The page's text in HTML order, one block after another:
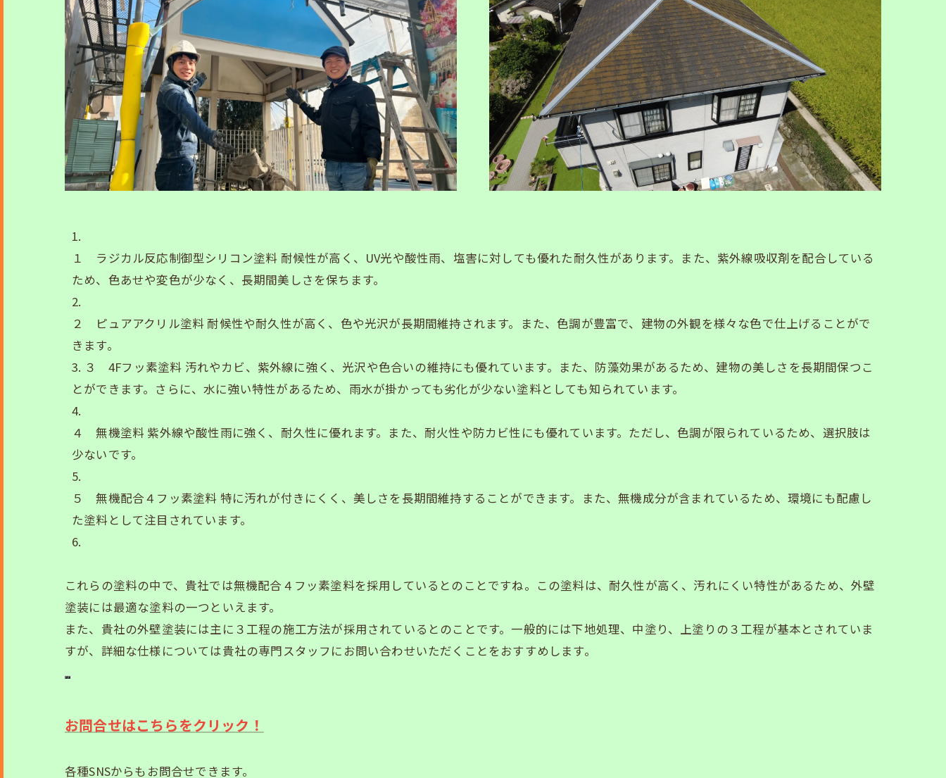
１ ラジカル反応制御型シリコン塗料 耐候性が高く、UV光や酸性雨、塩害に対しても優れた耐久性があります。また、紫外線吸収剤を配合している
ため、色あせや変色が少なく、長期間美しさを保ちます。
２ ピュアアクリル塗料 耐候性や耐久性が高く、色や光沢が長期間維持されます。また、色調が豊富で、建物の外観を様々な色で仕上げることがで
きます。
３ 4Fフッ素塗料 汚れやカビ、紫外線に強く、光沢や色合いの維持にも優れています。また、防藻効果があるため、建物の美しさを長期間保つこ
とができます。さらに、水に強い特性があるため、雨水が掛かっても劣化が少ない塗料としても知られています。
４ 無機塗料 紫外線や酸性雨に強く、耐久性に優れます。また、耐火性や防カビ性にも優れています。ただし、色調が限られているため、選択肢は
少ないです。
５ 無機配合４フッ素塗料 特に汚れが付きにくく、美しさを長期間維持することができます。また、無機成分が含まれているため、環境にも配慮し
た塗料として注目されています。
これらの塗料の中で、貴社では無機配合４フッ素塗料を採用しているとのことですね。この塗料は、耐久性が高く、汚れにくい特性があるため、外壁
塗装には最適な塗料の一つといえます。
また、貴社の外壁塗装には主に３工程の施工方法が採用されているとのことです。一般的には下地処理、中塗り、上塗りの３工程が基本とされていま
すが、詳細な仕様については貴社の専門スタッフにお問い合わせいただくことをおすすめします。
お問合せはこちらをクリック！
各種SNSからもお問合せできます。